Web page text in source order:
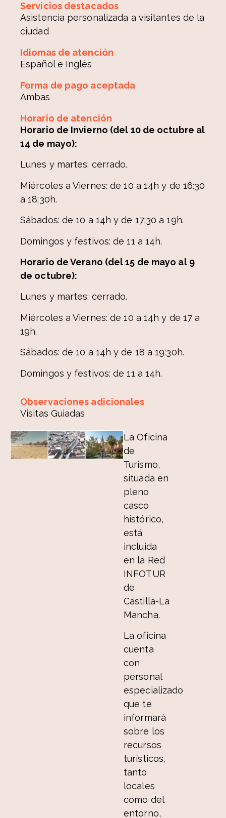
Servicios destacados
Asistencia personalizada a visitantes de la
ciudad
Idiomas de atención
Español e Inglés
Forma de pago aceptada
Ambas
Horario de atención
Horario de Invierno (del 10 de octubre al
14 de mayo):
Lunes y martes: cerrado.
Miércoles a Viernes: de 10 a 14h y de 16:30
a 18:30h.
Sábados: de 10 a 14h y de 17:30 a 19h.
Domingos y festivos: de 11 a 14h.
Horario de Verano (del 15 de mayo al 9
de octubre):
Lunes y martes: cerrado.
Miércoles a Viernes: de 10 a 14h y de 17 a
19h.
Sábados: de 10 a 14h y de 18 a 19:30h.
Domingos y festivos: de 11 a 14h.
Observaciones adicionales
Visitas Guiadas
La Oficina
de
Turismo,
situada en
pleno
casco
histórico,
está
incluida
en la Red
INFOTUR
de
Castilla-La
Mancha.
La oficina
cuenta
con
personal
especializado
que te
informará
sobre los
recursos
turísticos,
tanto
locales
como del
entorno,